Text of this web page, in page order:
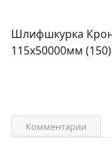
Шлифшкурка
115х50000мм (150)
Комментарии